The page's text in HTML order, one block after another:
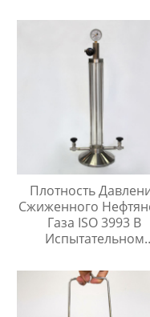
Нержавеющей
Плотность
Сжиженного
Газа ISO 3993 В
Испытательном
Углеводородов